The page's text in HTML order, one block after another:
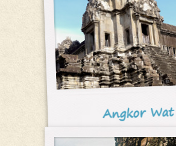
Angkor Wat